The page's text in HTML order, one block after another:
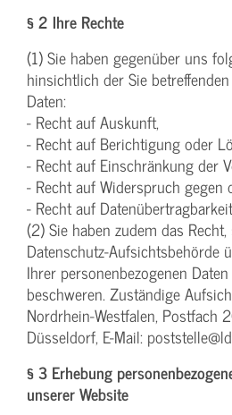
§ 2 Ihre Rechte
(1) Sie haben gegenüber uns
hinsichtlich der Sie
Daten:
- Recht auf Auskunft,
- Recht auf Berichtigung oder
- Recht auf Einschränkung der
- Recht auf Widerspruch gegen
- Recht auf
(2) Sie haben zudem das
Datenschutz-Aufsichtsbehörde
Ihrer personenbezogenen
beschweren. Zuständige
Nordrhein-Westfalen,
Düsseldorf, E-Mail:
§ 3 Erhebung
unserer Website